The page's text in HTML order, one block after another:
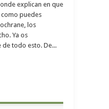
explican en que
puedes
los
Ya os
de todo esto. De...